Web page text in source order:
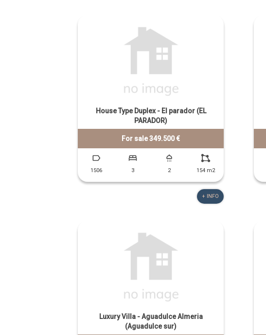
House Type Duplex - El parador (EL
PARADOR)
For sale 349.500 €
1506 3 2 154 m2
+ INFO
Luxury Villa - Aguadulce Almeria
(Aguadulce sur)